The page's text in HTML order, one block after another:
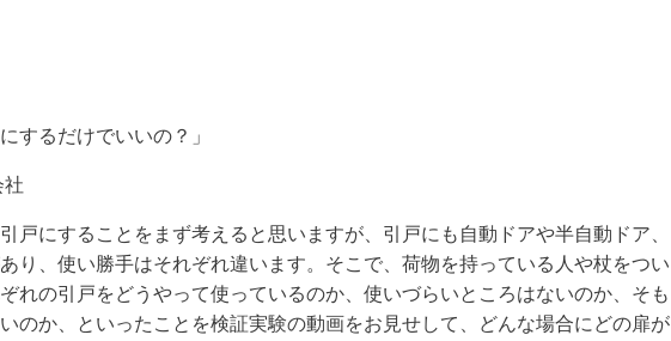
するだけでいいの？ 」
社
引戸にすることをまず考えると思いますが、 引戸にも自動ドアや半自動ドア、
り、使い勝手はそれぞれ違います。 そこで、荷物を持っている人や杖をつい
れの引戸をどうやって使っているのか、 使いづらいところはないのか、 そも
のか、
といったことを検証実験の動画をお見せして、
どんな場合にどの扉が